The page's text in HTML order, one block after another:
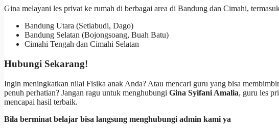
Gina melayani les privat ke rumah di berbagai area di Bandung dan Cimahi,
Bandung Utara (Setiabudi, Dago)
Bandung Selatan (Bojongsoang, Buah Batu)
Cimahi Tengah dan Cimahi Selatan
Hubungi Sekarang!
Ingin meningkatkan nilai Fisika anak Anda? Atau mencari guru yang bisa
penuh perhatian? Jangan ragu untuk menghubungi Gina Syifani Amalia, guru les
mencapai hasil terbaik.
Bila berminat belajar bisa langsung menghubungi admin kami ya